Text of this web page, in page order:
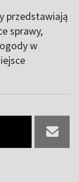
przedstawiają
sprawy,
w